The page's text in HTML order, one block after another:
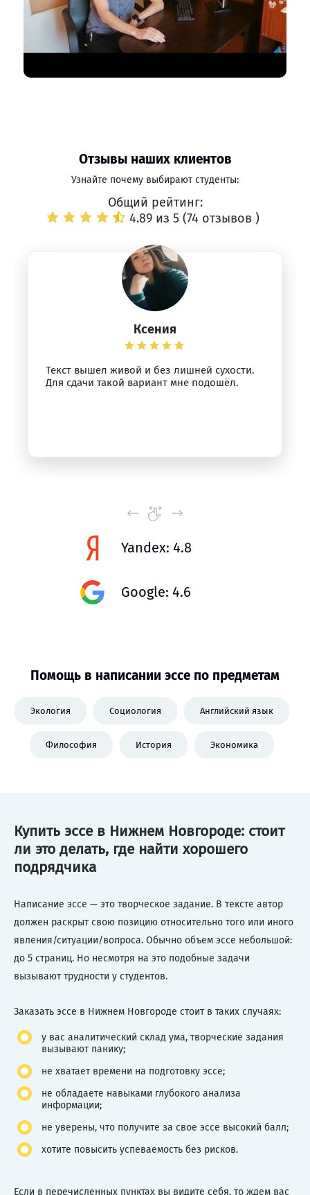
Отзывы наших клиентов
Узнайте почему выбирают студенты:
Общий рейтинг:
4.89 из 5 (74 отзывов )
Ксения
Текст вышел живой и без лишней сухости.
Для сдачи такой вариант мне подошёл.
Yandex: 4.8
Google: 4.6
Помощь в написании эссе по предметам
Экология Социология Английский язык
Философия История Экономика
Купить эссе в Нижнем Новгороде: стоит
ли это делать, где найти хорошего
подрядчика
Написание эссе — это творческое задание. В тексте автор
должен раскрыт свою позицию относительно того или иного
явления/ситуации/вопроса. Обычно объем эссе небольшой:
до 5 страниц. Но несмотря на это подобные задачи
вызывают трудности у студентов.
Заказать эссе в Нижнем Новгороде стоит в таких случаях:
у вас аналитический склад ума, творческие задания
вызывают панику;
не хватает времени на подготовку эссе;
не обладаете навыками глубокого анализа
информации;
не уверены, что получите за свое эссе высокий балл;
хотите повысить успеваемость без рисков.
Если в перечисленных пунктах вы видите себя, то ждем вас